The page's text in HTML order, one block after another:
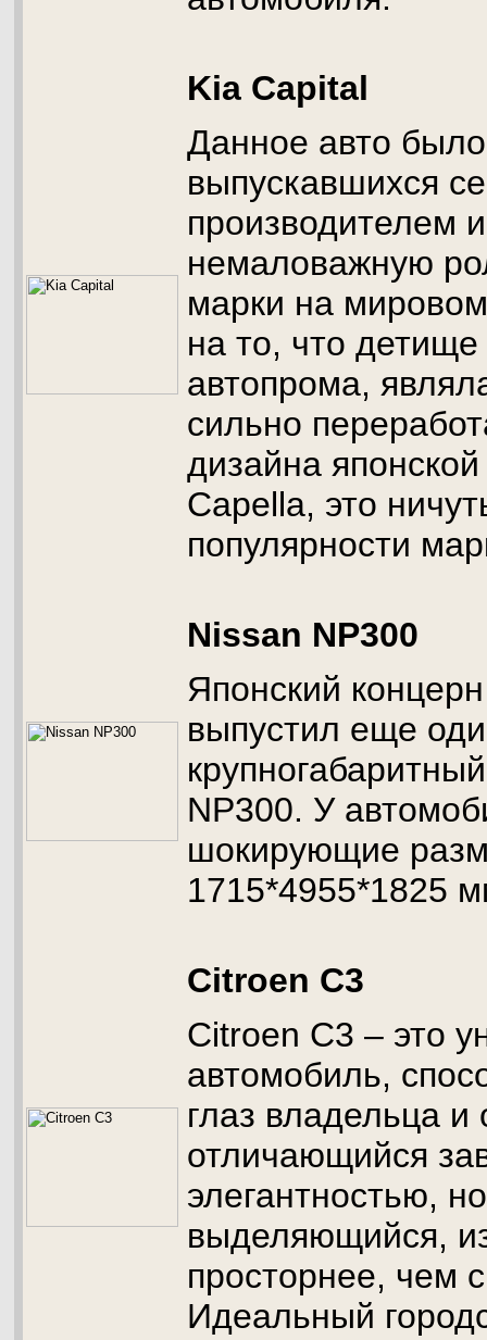
Kia Capital
Данное авто
выпускавшихся
производителем
немаловажную
марки на
на то, что детище
автопрома,
сильно
дизайна
Capella, это
популярности
Nissan NP300
Японский
выпустил еще
NP300. У
шокирующие
1715*4955*1825
Citroen C3
Citroen C3 – это
автомобиль,
глаз владельца
отличающийся
элегантностью,
выделяющийся,
просторнее, чем
Идеальный